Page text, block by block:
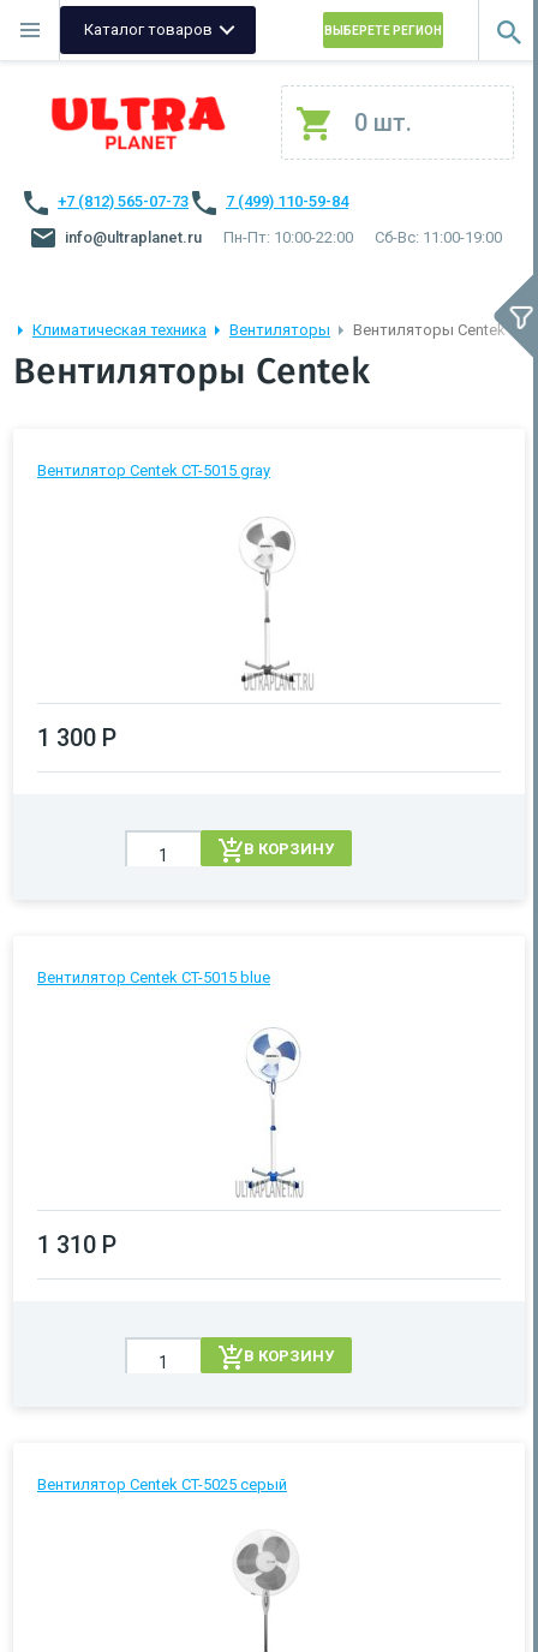
Каталог товаров ВЫБЕРЕТЕ РЕГИОН
0 шт.
+7 (812) 565-07-73
7 (499) 110-59-84
info@ultraplanet.ru
Пн-Пт: 10:00-22:00 Сб-Вс: 11:00-19:00
Климатическая техника Вентиляторы Вентиляторы Centek
Вентиляторы Centek
Вентилятор Centek CT-5015 gray
1 300 Р
В КОРЗИНУ
Вентилятор Centek CT-5015 blue
1 310 Р
В КОРЗИНУ
Вентилятор Centek CT-5025 серый